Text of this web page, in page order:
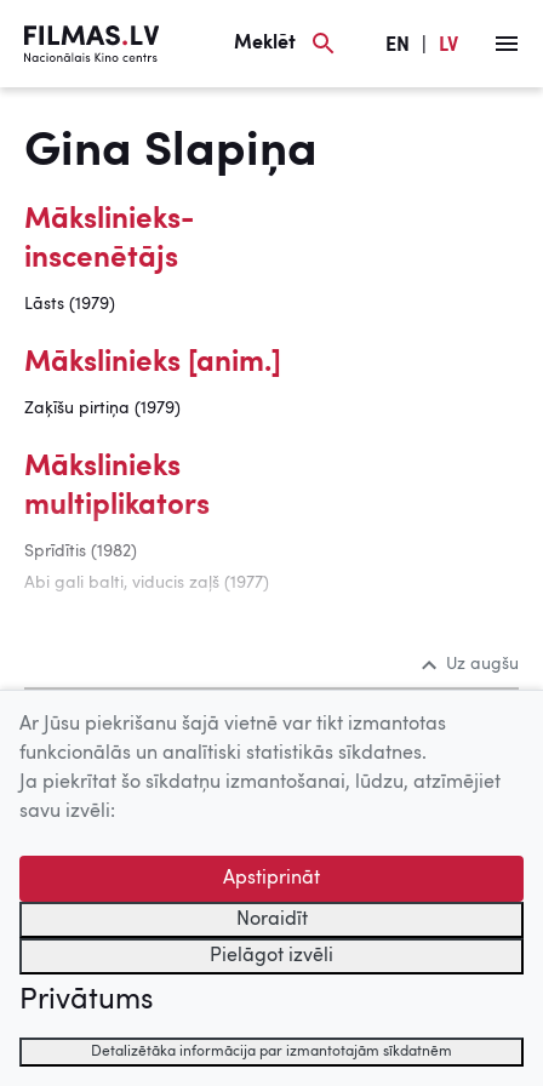
Meklēt EN LV
Gina Slapiņa
Mākslinieks-
inscenētājs
Lāsts (1979)
Mākslinieks [anim.]
Zaķīšu pirtiņa (1979)
Mākslinieks
multiplikators
Sprīdītis (1982)
Abi gali balti, viducis zaļš (1977)
Uz augšu
© 2026 Nacionālais Kino centrs, Kultūras informācijas sistēmu
centrs. Sadarbības partneris: Latvijas Valsts
kinofotofonodokumentu arhīvs.
Ar Jūsu piekrišanu šajā vietnē var tikt izmantotas
funkcionālās un analītiski statistikās sīkdatnes.
Ja piekrītat šo sīkdatņu izmantošanai, lūdzu, atzīmējiet
savu izvēli:
Apstiprināt
Noraidīt
Pielāgot izvēli
Privātums
Detalizētāka informācija par izmantotajām sīkdatnēm